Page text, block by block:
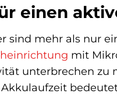
einen
sind mehr als nur
mit
unterbrechen zu